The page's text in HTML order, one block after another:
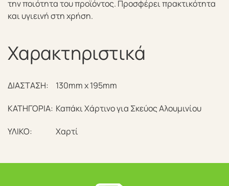
την ποιότητα του προϊόντος. Προσφέρει πρακτικότητα
και υγιεινή στη χρήση.
Χαρακτηριστικά
ΔΙΑΣΤΑΣΗ: 130mm x 195mm
ΚΑΤΗΓΟΡΙΑ: Καπάκι Χάρτινο για Σκεύος Αλουμινίου
ΥΛΙΚΟ: Χαρτί